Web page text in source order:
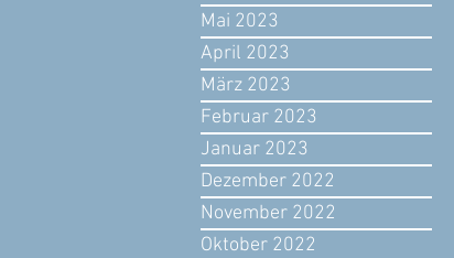
Mai 2023
April 2023
März 2023
Februar 2023
Januar 2023
Dezember 2022
November 2022
Oktober 2022